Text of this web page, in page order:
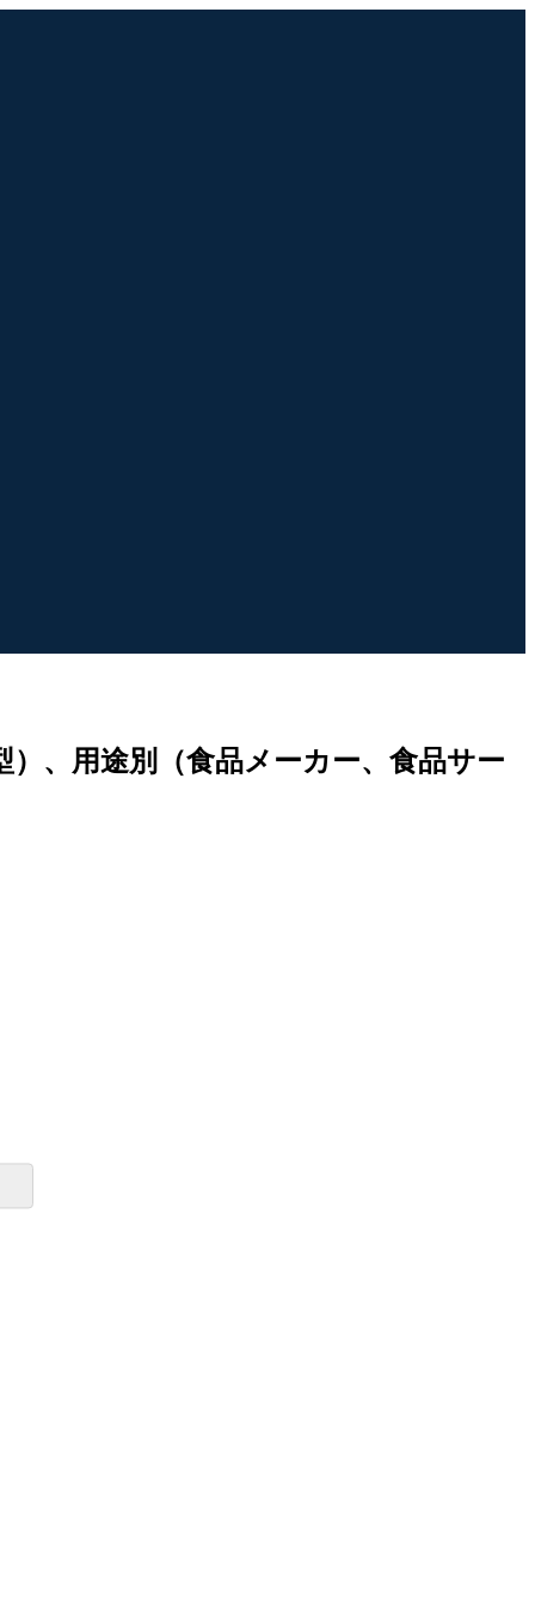
、用途別（食品メーカー、食品サー